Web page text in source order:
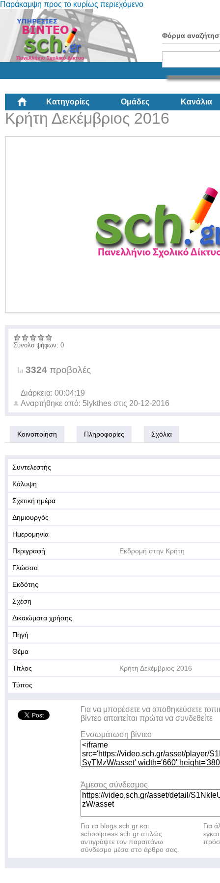
Παράκαμψη προς το κυρίως περιεχόμενο
Φόρμα
Κατηγορίες Ομάδες Κανάλια
Κρήτη Δεκέμβριος 2016
Σύνολο ψήφων: 0
3324 προβολές
Διάρκεια: 00:04:19
Αναρτήθηκε από: 5lykthes στις 20-12-2016
Κοινοποίηση Πληροφορίες Σχόλια
Συντελεστής
Κάλυψη
Σχετική ημέρα
Δημιουργός
Ημερομηνία
Περιγραφή Εκδρομή στην Κρήτη
Γλώσσα
Εκδότης
Σχέση
Δικαιώματα χρήσης
Πηγή
Θέμα
Τίτλος Κρήτη Δεκέμβριος 2016
Τύπος
Για να μπορέσετε να αποθηκεύσετε
βίντεο απαιτείται πρώτα να συνδεθείτε
Ενσωμάτωση βίντεο
Άμεσος σύνδεσμος
Για τα blogs.sch.gr και
schoolpress.sch.gr απλώς
αντιγράψτε τον παραπάνω
σύνδεσμο μέσα στο άρθρο σας.
Για